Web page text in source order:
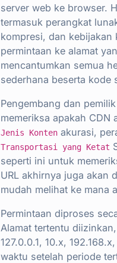
server web ke browser.
termasuk perangkat
kompresi, dan kebijakan
permintaan ke alamat
mencantumkan semua
sederhana beserta kode
Pengembang dan
memeriksa apakah CDN
Jenis Konten akurasi,
Transportasi yang Ketat
seperti ini untuk
URL akhirnya juga akan
mudah melihat ke mana
Permintaan diproses
Alamat tertentu
127.0.0.1, 10.x,
waktu setelah periode